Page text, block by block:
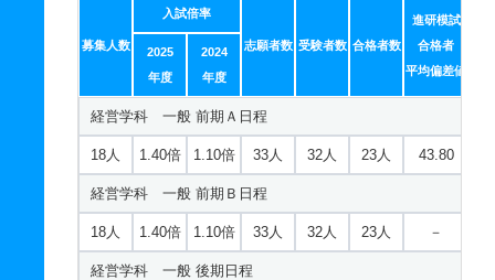
募集人数
入試倍率
志願者数 受験者数 合格者数
進研模試
合格者
平均偏差値
2025
年度
2024
年度
経営学科 一般 前期Ａ日程
18人 1.40倍 1.10倍 33人 32人 23人 43.80
経営学科 一般 前期Ｂ日程
18人 1.40倍 1.10倍 33人 32人 23人 －
経営学科 一般 後期日程